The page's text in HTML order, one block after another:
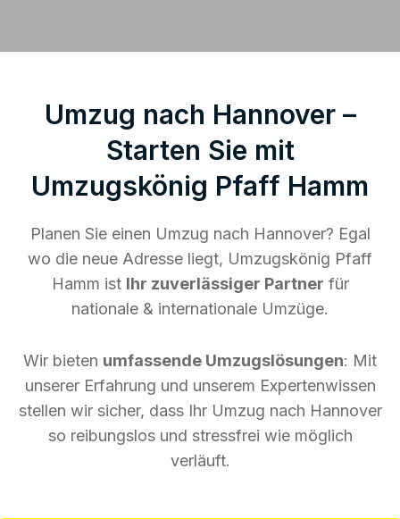
Umzug nach Hannover –
Starten Sie mit
Umzugskönig Pfaff Hamm
Planen Sie einen Umzug nach Hannover? Egal
wo die neue Adresse liegt, Umzugskönig Pfaff
Hamm ist Ihr zuverlässiger Partner für
nationale & internationale Umzüge.
Wir bieten umfassende Umzugslösungen: Mit
unserer Erfahrung und unserem Expertenwissen
stellen wir sicher, dass Ihr Umzug nach Hannover
so reibungslos und stressfrei wie möglich
verläuft.